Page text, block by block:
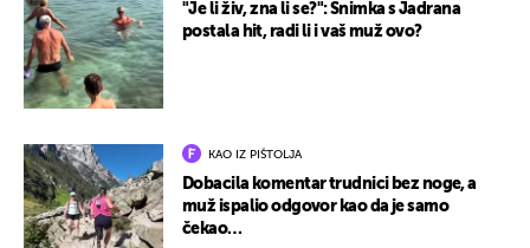
"Je li živ, zna li se?": Snimka s Jadrana
postala hit, radi li i vaš muž ovo?
KAO IZ PIŠTOLJA
Dobacila komentar trudnici bez noge, a
muž ispalio odgovor kao da je samo
čekao…